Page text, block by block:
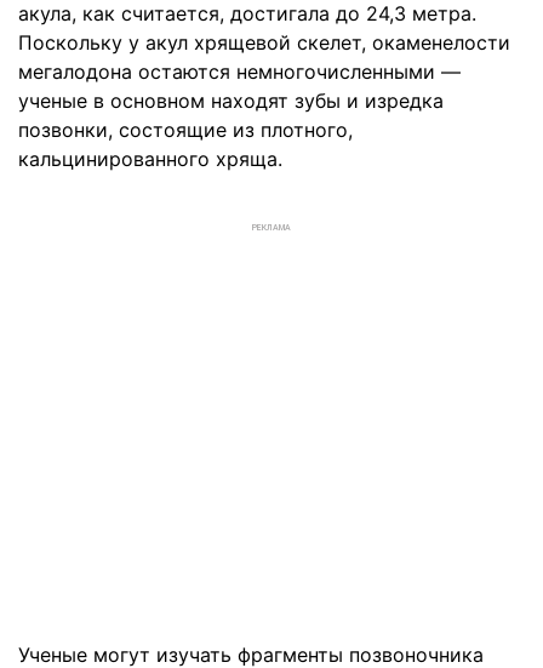
акула, как считается, достигала до 24,3 метра.
Поскольку у акул хрящевой скелет, окаменелости
мегалодона остаются немногочисленными —
ученые в основном находят зубы и изредка
позвонки, состоящие из плотного,
кальцинированного хряща.
РЕКЛАМА
Ученые могут изучать фрагменты позвоночника